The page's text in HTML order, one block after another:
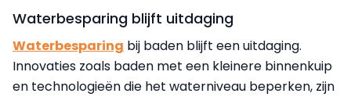
Waterbesparing blijft uitdaging
Waterbesparing bij baden blijft een uitdaging.
Innovaties zoals baden met een kleinere binnenkuip
en technologieën die het waterniveau beperken, zijn